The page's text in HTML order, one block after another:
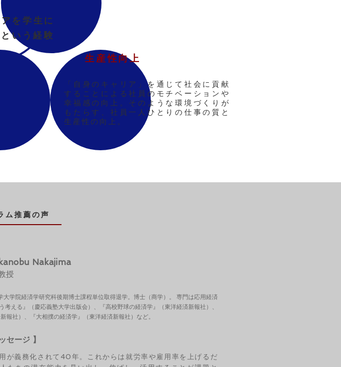
表として
生産性向上
「自身のキャリア」を通じて社会に貢献
することによる社員のモチベーションや
幸福感の向上。そのような環境づくりが
もたらす、社員一人ひとりの仕事の質と
生産性の向上。
を学生に
いう経験
ム推薦の声
Nakajima
授
学院経済学研究科後期博士課程単位取得退学。博士（商学）。 専門は応用経済
考える』（慶応義塾大学出版会）、『高校野球の経済学』（東洋経済新報社）、
報社）、『大相撲の経済学』（東洋経済新報社）など。
セージ 】
が義務化されて40年。これからは就労率や雇用率を上げるだ